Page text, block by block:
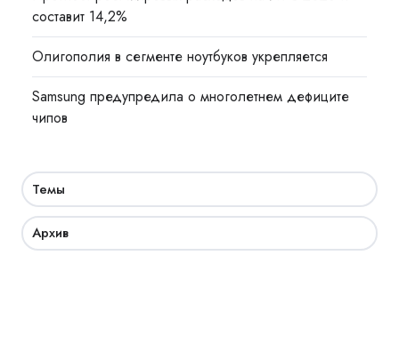
составит 14,2%
Олигополия в сегменте ноутбуков укрепляется
Samsung предупредила о многолетнем дефиците
чипов
Темы
Архив